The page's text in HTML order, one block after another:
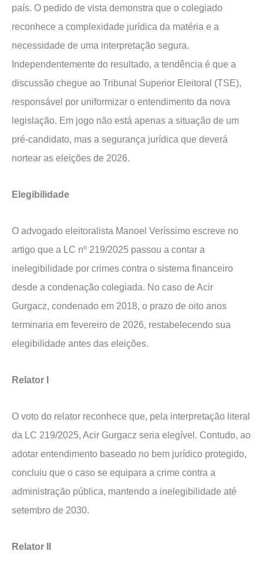
país. O pedido de vista demonstra que o colegiado
reconhece a complexidade jurídica da matéria e a
necessidade de uma interpretação segura.
Independentemente do resultado, a tendência é que a
discussão chegue ao Tribunal Superior Eleitoral (TSE),
responsável por uniformizar o entendimento da nova
legislação. Em jogo não está apenas a situação de um
pré-candidato, mas a segurança jurídica que deverá
nortear as eleições de 2026.
Elegibilidade
O advogado eleitoralista Manoel Veríssimo escreve no
artigo que a LC nº 219/2025 passou a contar a
inelegibilidade por crimes contra o sistema financeiro
desde a condenação colegiada. No caso de Acir
Gurgacz, condenado em 2018, o prazo de oito anos
terminaria em fevereiro de 2026, restabelecendo sua
elegibilidade antes das eleições.
Relator I
O voto do relator reconhece que, pela interpretação literal
da LC 219/2025, Acir Gurgacz seria elegível. Contudo, ao
adotar entendimento baseado no bem jurídico protegido,
concluiu que o caso se equipara a crime contra a
administração pública, mantendo a inelegibilidade até
setembro de 2030.
Relator II